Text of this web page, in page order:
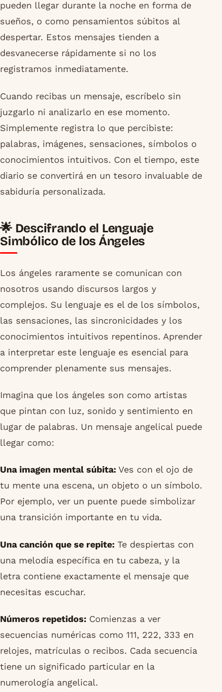
pueden llegar durante la noche en forma de
sueños, o como pensamientos súbitos al
despertar. Estos mensajes tienden a
desvanecerse rápidamente si no los
registramos inmediatamente.
Cuando recibas un mensaje, escríbelo sin
juzgarlo ni analizarlo en ese momento.
Simplemente registra lo que percibiste:
palabras, imágenes, sensaciones, símbolos o
conocimientos intuitivos. Con el tiempo, este
diario se convertirá en un tesoro invaluable de
sabiduría personalizada.
🌟 Descifrando el Lenguaje
Simbólico de los Ángeles
Los ángeles raramente se comunican con
nosotros usando discursos largos y
complejos. Su lenguaje es el de los símbolos,
las sensaciones, las sincronicidades y los
conocimientos intuitivos repentinos. Aprender
a interpretar este lenguaje es esencial para
comprender plenamente sus mensajes.
Imagina que los ángeles son como artistas
que pintan con luz, sonido y sentimiento en
lugar de palabras. Un mensaje angelical puede
llegar como:
Una imagen mental súbita: Ves con el ojo de
tu mente una escena, un objeto o un símbolo.
Por ejemplo, ver un puente puede simbolizar
una transición importante en tu vida.
Una canción que se repite: Te despiertas con
una melodía específica en tu cabeza, y la
letra contiene exactamente el mensaje que
necesitas escuchar.
Números repetidos: Comienzas a ver
secuencias numéricas como 111, 222, 333 en
relojes, matrículas o recibos. Cada secuencia
tiene un significado particular en la
numerología angelical.